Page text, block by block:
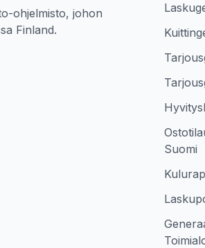
ohjelmisto, johon
Finland.
Suomi